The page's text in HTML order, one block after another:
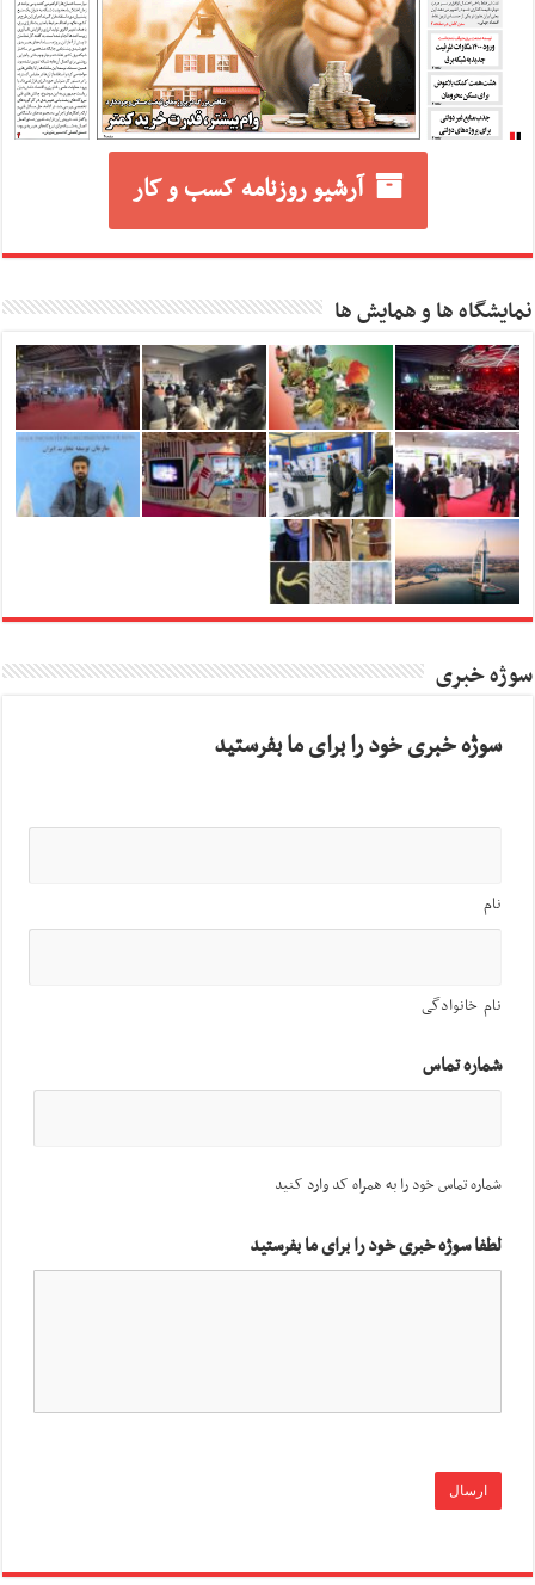
آرشیو روزنامه کسب و کار
نمایشگاه ها و همایش ها
سوژه خبری
سوژه خبری خود را برای ما بفرستید
نام
نام خانوادگی
شماره تماس
شماره تماس خود را به همراه کد وارد کنید
لطفا سوژه خبری خود را برای ما بفرستید